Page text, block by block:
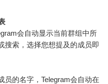
会自动显示当前群组中所
搜索，选择您想提及的成员即
员的名字，Telegram会自动在